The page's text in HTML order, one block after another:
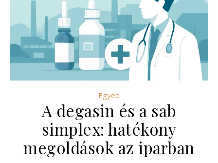
Egyéb
A degasin és a sab
simplex: hatékony
megoldások az iparban